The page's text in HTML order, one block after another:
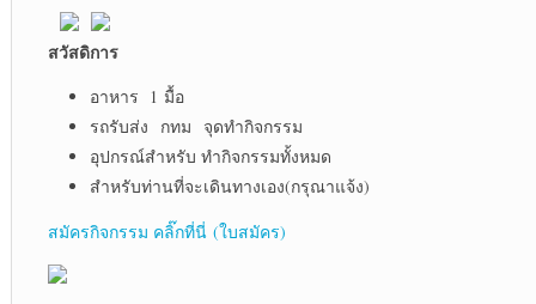
สวัสดิการ
อาหาร 1 มื้อ
รถรับส่ง กทม จุดทำกิจกรรม
อุปกรณ์สำหรับ ทำกิจกรรมทั้งหมด
สำหรับท่านที่จะเดินทางเอง(กรุณาแจ้ง)
สมัครกิจกรรม คลิ๊กที่นี่ (ใบสมัคร)